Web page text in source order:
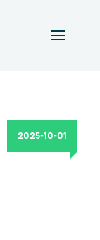
2025-10-01